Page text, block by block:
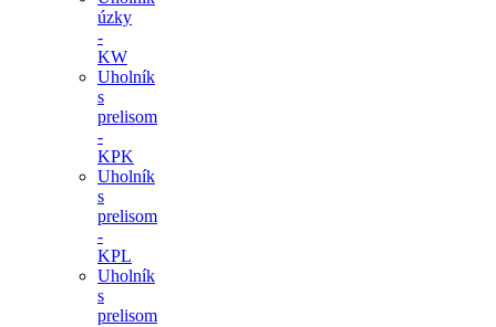
úzky
-
KW
Uholník
s
prelisom
-
KPK
Uholník
s
prelisom
-
KPL
Uholník
s
prelisom